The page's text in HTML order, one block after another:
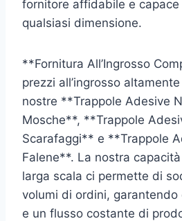
fornitore affidabile e
qualsiasi dimensione.
**Fornitura All’Ingrosso
prezzi all’ingrosso
nostre **Trappole Adesive
Mosche**, **Trappole
Scarafaggi** e **Trappole
Falene**. La nostra
larga scala ci permette di
volumi di ordini, garantendo
e un flusso costante di